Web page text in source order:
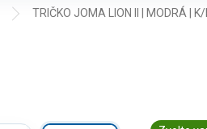
TRIČKO JOMA LION II | MODRÁ | K/